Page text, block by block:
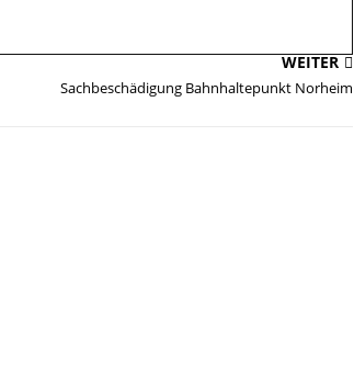
WEITER
Sachbeschädigung Bahnhaltepunkt Norheim